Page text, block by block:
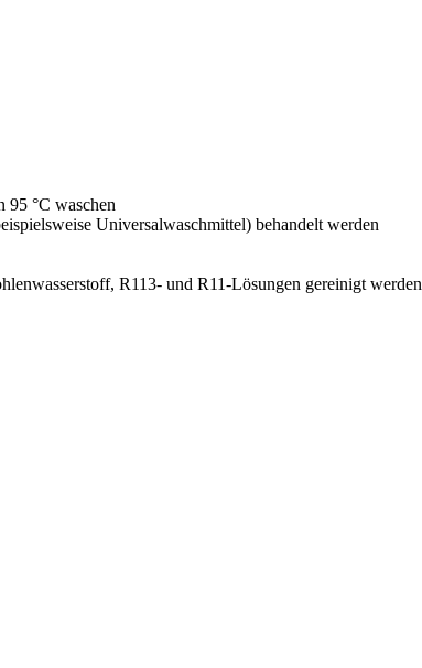
95 °C waschen
Universalwaschmittel) behandelt werden
R113- und R11-Lösungen gereinigt werden